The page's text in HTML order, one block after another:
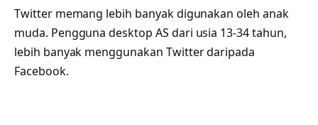
Twitter memang lebih banyak digunakan oleh anak
muda. Pengguna desktop AS dari usia 13-34 tahun,
lebih banyak menggunakan Twitter daripada
Facebook.